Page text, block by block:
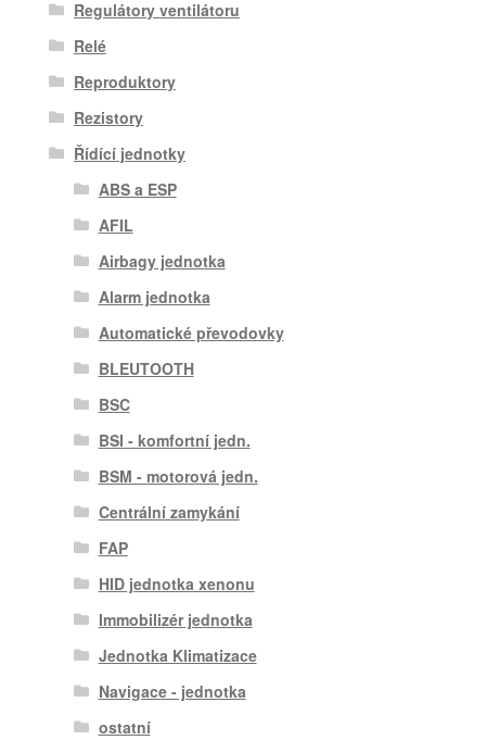
Regulátory ventilátoru
Relé
Reproduktory
Rezistory
Řídící jednotky
ABS a ESP
AFIL
Airbagy jednotka
Alarm jednotka
Automatické převodovky
BLEUTOOTH
BSC
BSI - komfortní jedn.
BSM - motorová jedn.
Centrální zamykání
FAP
HID jednotka xenonu
Immobilizér jednotka
Jednotka Klimatizace
Navigace - jednotka
ostatní